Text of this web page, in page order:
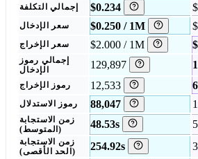
إجمالي التكلفة $0.234
سعر الإدخال $0.250 / 1M
سعر الإخراج $2.000 / 1M
إجمالي رموز
الإدخال
129,897
رموز الإخراج 12,533
رموز الاستدلال 88,047
زمن الاستجابة
(المتوسط)
48.53s
زمن الاستجابة
(الحد الأقصى)
254.92s